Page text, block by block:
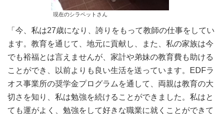
現在のシラペットさん
「今、私は27歳になり、誇りをもって教師の仕事をしてい
ます。教育を通じて、地元に貢献し、また、私の家族は今
でも裕福とは言えませんが、家計や弟妹の教育費も助ける
ことができ、以前よりも良い生活を送っています。EDFラ
オス事業所の奨学金プログラムを通して、両親は教育の大
切さを知り、私は勉強を続けることができました。私はと
ても運がよく、勉強をして好きな職業に就くことができて